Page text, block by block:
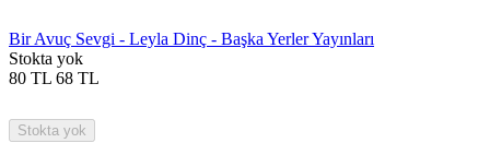
Bir Avuç Sevgi - Leyla Dinç - Başka Yerler Yayınları
Stokta yok
80 TL 68 TL
Stokta yok